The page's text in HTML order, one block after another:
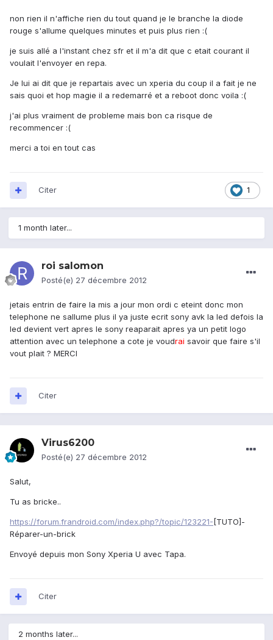
non rien il n'affiche rien du tout quand je le branche la diode
rouge s'allume quelques minutes et puis plus rien :(
je suis allé a l'instant chez sfr et il m'a dit que c etait courant il
voulait l'envoyer en repa.
Je lui ai dit que je repartais avec un xperia du coup il a fait je ne
sais quoi et hop magie il a redemarré et a reboot donc voila :(
j'ai plus vraiment de probleme mais bon ca risque de
recommencer :(
merci a toi en tout cas
1
Citer
1 month later...
roi salomon
Posté(e) 27 décembre 2012
jetais entrin de faire la mis a jour mon ordi c eteint donc mon
telephone ne sallume plus il ya juste ecrit sony avk la led defois la
led devient vert apres le sony reaparait apres ya un petit logo
attention avec un telephone a cote je voudrai savoir que faire s'il
vout plait ? MERCI
Citer
Virus6200
Posté(e) 27 décembre 2012
Salut,
Tu as bricke..
https://forum.frandroid.com/index.php?/topic/123221- [TUTO]-
Réparer-un-brick
Envoyé depuis mon Sony Xperia U avec Tapa.
Citer
2 months later...